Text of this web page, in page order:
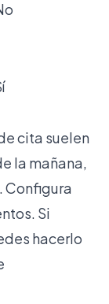
cita suelen
la mañana,
Configura
Si
hacerlo